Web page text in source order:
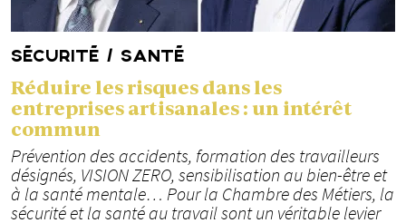
SÉCURITÉ / SANTÉ
Réduire les risques dans les
entreprises artisanales : un intérêt
commun
Prévention des accidents, formation des travailleurs
désignés, VISION ZERO, sensibilisation au bien-être et
à la santé mentale… Pour la Chambre des Métiers, la
sécurité et la santé au travail sont un véritable levier